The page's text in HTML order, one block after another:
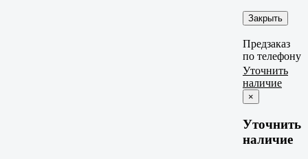
Закрыть
Предзаказ
по телефону
Уточнить
наличие
×
Уточнить
наличие